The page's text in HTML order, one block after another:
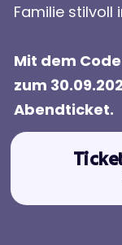
Familie stilvoll
Mit dem Code
zum
Abendticket.